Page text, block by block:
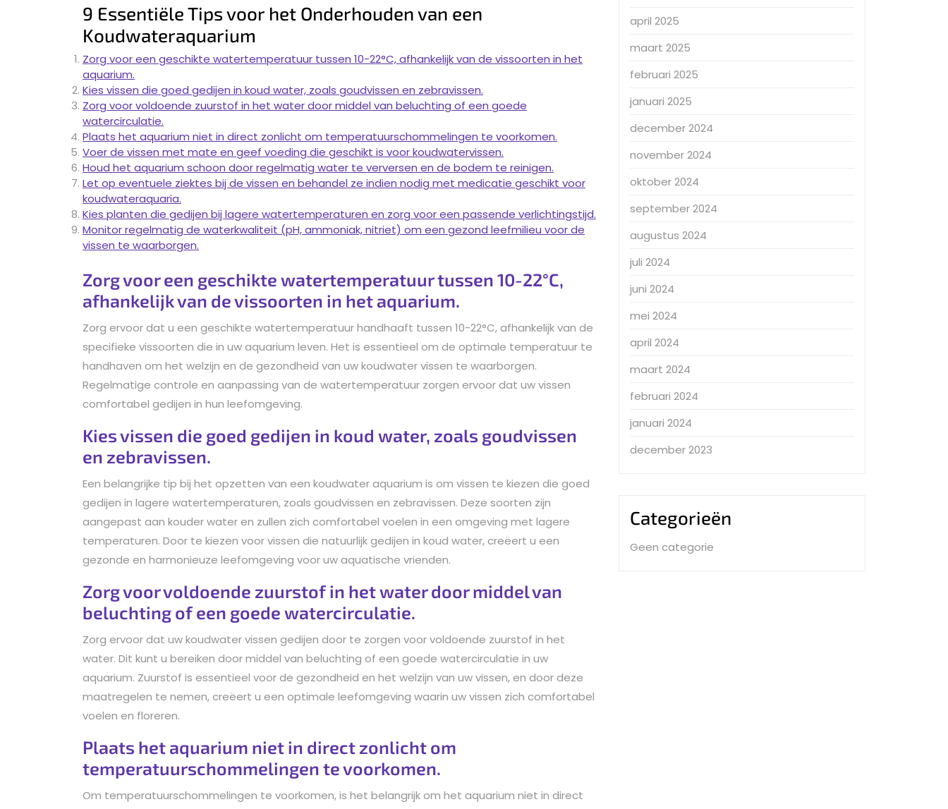
9 Essentiële Tips voor het Onderhouden van een
Koudwateraquarium
Zorg voor een geschikte watertemperatuur tussen 10-22°C, afhankelijk van de vissoorten in het
aquarium.
Kies vissen die goed gedijen in koud water, zoals goudvissen en zebravissen.
Zorg voor voldoende zuurstof in het water door middel van beluchting of een goede
watercirculatie.
Plaats het aquarium niet in direct zonlicht om temperatuurschommelingen te voorkomen.
Voer de vissen met mate en geef voeding die geschikt is voor koudwatervissen.
Houd het aquarium schoon door regelmatig water te verversen en de bodem te reinigen.
Let op eventuele ziektes bij de vissen en behandel ze indien nodig met medicatie geschikt voor
koudwateraquaria.
Kies planten die gedijen bij lagere watertemperaturen en zorg voor een passende verlichtingstijd.
Monitor regelmatig de waterkwaliteit (pH, ammoniak, nitriet) om een gezond leefmilieu voor de
vissen te waarborgen.
Zorg voor een geschikte watertemperatuur tussen 10-22°C,
afhankelijk van de vissoorten in het aquarium.
Zorg ervoor dat u een geschikte watertemperatuur handhaaft tussen 10-22°C, afhankelijk van de
specifieke vissoorten die in uw aquarium leven. Het is essentieel om de optimale temperatuur te
handhaven om het welzijn en de gezondheid van uw koudwater vissen te waarborgen.
Regelmatige controle en aanpassing van de watertemperatuur zorgen ervoor dat uw vissen
comfortabel gedijen in hun leefomgeving.
Kies vissen die goed gedijen in koud water, zoals goudvissen
en zebravissen.
Een belangrijke tip bij het opzetten van een koudwater aquarium is om vissen te kiezen die goed
gedijen in lagere watertemperaturen, zoals goudvissen en zebravissen. Deze soorten zijn
aangepast aan kouder water en zullen zich comfortabel voelen in een omgeving met lagere
temperaturen. Door te kiezen voor vissen die natuurlijk gedijen in koud water, creëert u een
gezonde en harmonieuze leefomgeving voor uw aquatische vrienden.
Zorg voor voldoende zuurstof in het water door middel van
beluchting of een goede watercirculatie.
Zorg ervoor dat uw koudwater vissen gedijen door te zorgen voor voldoende zuurstof in het
water. Dit kunt u bereiken door middel van beluchting of een goede watercirculatie in uw
aquarium. Zuurstof is essentieel voor de gezondheid en het welzijn van uw vissen, en door deze
maatregelen te nemen, creëert u een optimale leefomgeving waarin uw vissen zich comfortabel
voelen en floreren.
Plaats het aquarium niet in direct zonlicht om
temperatuurschommelingen te voorkomen.
Om temperatuurschommelingen te voorkomen, is het belangrijk om het aquarium niet in direct
april 2025
maart 2025
februari 2025
januari 2025
december 2024
november 2024
oktober 2024
september 2024
augustus 2024
juli 2024
juni 2024
mei 2024
april 2024
maart 2024
februari 2024
januari 2024
december 2023
Categorieën
Geen categorie